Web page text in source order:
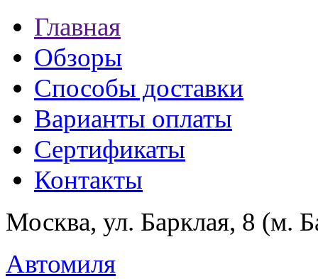
Главная
Обзоры
Способы доставки
Варианты оплаты
Сертификаты
Контакты
Москва, ул. Барклая, 8 (м.
Автомиля